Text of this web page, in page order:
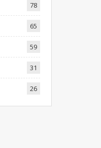
78
65
59
31
26